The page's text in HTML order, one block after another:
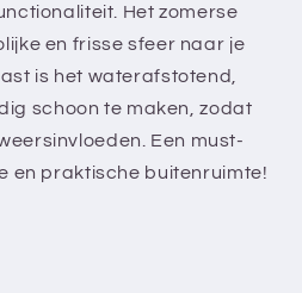
Het zomerse
en frisse sfeer naar je
is het waterafstotend,
schoon te maken, zodat
Een must-
en praktische buitenruimte!